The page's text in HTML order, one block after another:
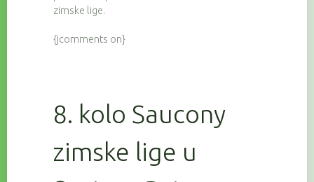
zimske lige.
{jcomments on}
8. kolo Saucony
zimske lige u